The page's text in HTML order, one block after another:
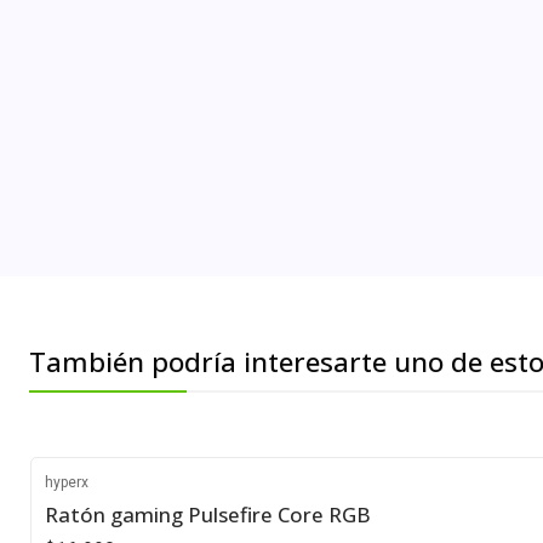
También podría interesarte uno de
-32%
hyperx
Ratón gaming Pulsefire Core RGB